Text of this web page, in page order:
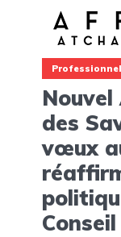
Professionnel
des
vœux
Conseil